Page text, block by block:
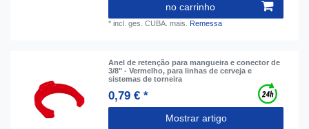
no carrinho
*incl. ges. CUBA. mais. Remessa
Anel de retenção para mangueira e conector de
3/8" - Vermelho, para linhas de cerveja e
sistemas de torneira
0,79 € *
Mostrar artigo